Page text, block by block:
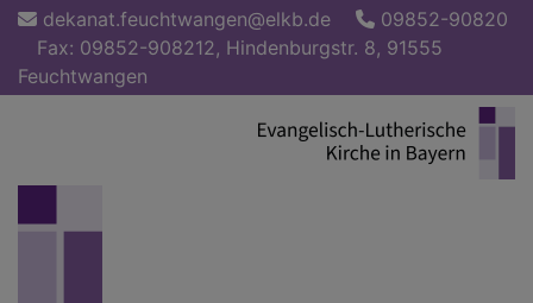
Direkt
Inhalt
dekanat.feuchtwangen@elkb.de
09852-90820
Fax: 09852-908212, Hindenburgstr. 8, 91555
Feuchtwangen